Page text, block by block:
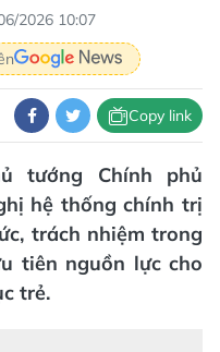
2026 10:07
Copy link
tướng Chính phủ
hệ thống chính trị
trách nhiệm trong
tiên nguồn lực cho
trẻ.